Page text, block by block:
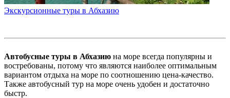
Экскурсионные туры в Абхазию
Автобусные туры в Абхазию на море всегда популярны и
востребованы, потому что являются наиболее оптимальным
вариантом отдыха на море по соотношению цена-качество.
Также автобусный тур на море очень удобен и достаточно
быстр.